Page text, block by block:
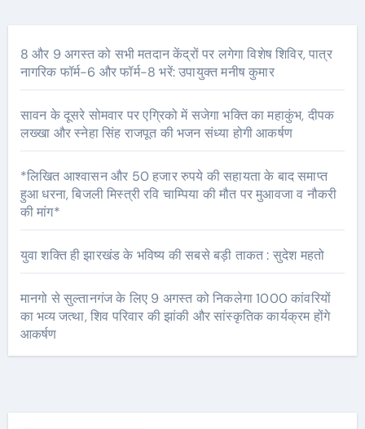
8 और 9 अगस्त को सभी मतदान केंद्रों पर लगेगा विशेष शिविर, पात्र
नागरिक फॉर्म-6 और फॉर्म-8 भरें: उपायुक्त मनीष कुमार
सावन के दूसरे सोमवार पर एग्रिको में सजेगा भक्ति का महाकुंभ, दीपक
लख्खा और स्नेहा सिंह राजपूत की भजन संध्या होगी आकर्षण
*लिखित आश्वासन और 50 हजार रुपये की सहायता के बाद समाप्त
हुआ धरना, बिजली मिस्त्री रवि चाम्पिया की मौत पर मुआवजा व नौकरी
की मांग*
युवा शक्ति ही झारखंड के भविष्य की सबसे बड़ी ताकत : सुदेश महतो
मानगो से सुल्तानगंज के लिए 9 अगस्त को निकलेगा 1000 कांवरियों
का भव्य जत्था, शिव परिवार की झांकी और सांस्कृतिक कार्यक्रम होंगे
आकर्षण